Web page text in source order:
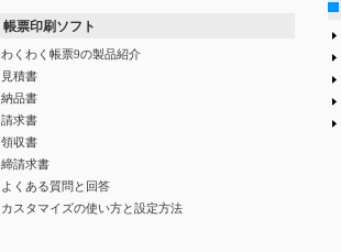
帳票印刷ソフト
わくわく帳票9の製品紹介
見積書
納品書
請求書
領収書
締請求書
よくある質問と回答
カスタマイズの使い方と設定方法